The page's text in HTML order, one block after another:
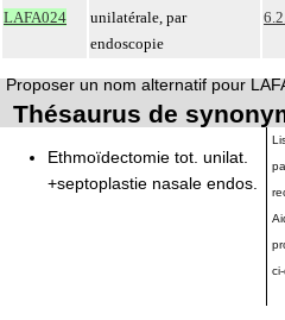
LAFA024
unilatérale, par
endoscopie
Proposer un nom alternatif pour
Thésaurus de
Ethmoïdectomie tot. unilat.
+septoplastie nasale endos.